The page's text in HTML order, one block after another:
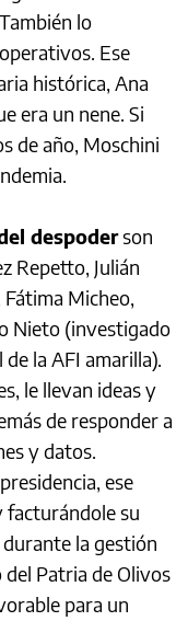
lo
Ese
histórica, Ana
era un nene. Si
de año, Moschini
despoderson
Repetto, Julián
Fátima Micheo,
Nieto (investigado
la AFI amarilla).
le llevan ideas y
de responder a
y datos.
ese
facturándole su
la gestión
Patria de Olivos
para un